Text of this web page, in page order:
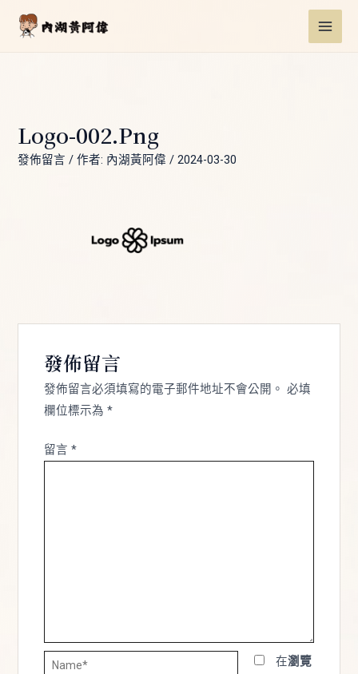
Logo-002.png
發佈留言 / 作者: 內湖黃阿偉/2024-03-30
發佈留言
發佈留言必須填寫的電子郵件地址不會公開。 必填
欄位標示為 *
留言 *
Name* 在瀏覽
navigation